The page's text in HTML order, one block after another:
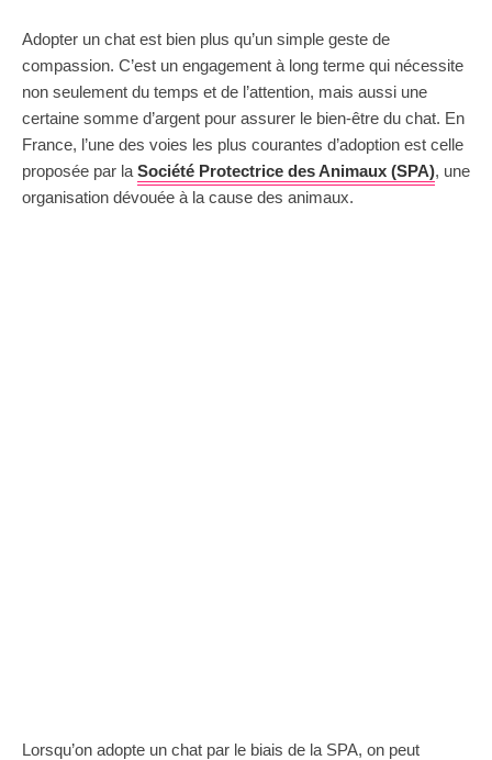
Adopter un chat est bien plus qu’un simple geste de
compassion. C’est un engagement à long terme qui nécessite
non seulement du temps et de l’attention, mais aussi une
certaine somme d’argent pour assurer le bien-être du chat. En
France, l’une des voies les plus courantes d’adoption est celle
proposée par la Société Protectrice des Animaux (SPA), une
organisation dévouée à la cause des animaux.
Lorsqu’on adopte un chat par le biais de la SPA, on peut